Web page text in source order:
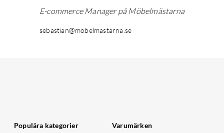
E-commerce Manager på Möbelmästarna
sebastian@mobelmastarna.se
Populära kategorier Varumärken